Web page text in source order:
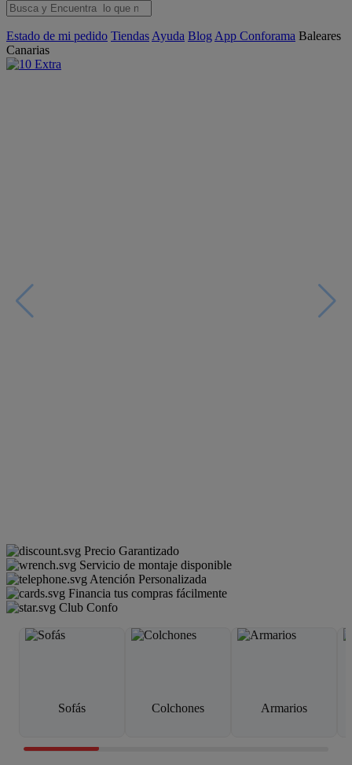
Estado de mi pedido Tiendas Ayuda Blog App Conforama Baleares
Canarias
Precio Garantizado
Servicio de montaje disponible
Atención Personalizada
Financia tus compras fácilmente
Club Confo
Sofás Colchones Armarios